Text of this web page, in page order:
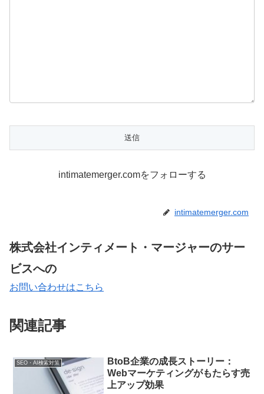
intimatemerger.comをフォローする
intimatemerger.com
株式会社インティメート・マージャーのサー
ビスへの
お問い合わせはこちら
関連記事
SEO・AI検索対策
BtoB企業の成長ストーリー：
Webマーケティングがもたらす売
上アップ効果